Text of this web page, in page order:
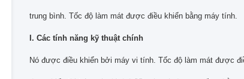
trung bình. Tốc độ làm mát được điều khiển bằng máy tính.
I. Các tính năng kỹ thuật chính
Nó được điều khiển bởi máy vi tính. Tốc độ làm mát được